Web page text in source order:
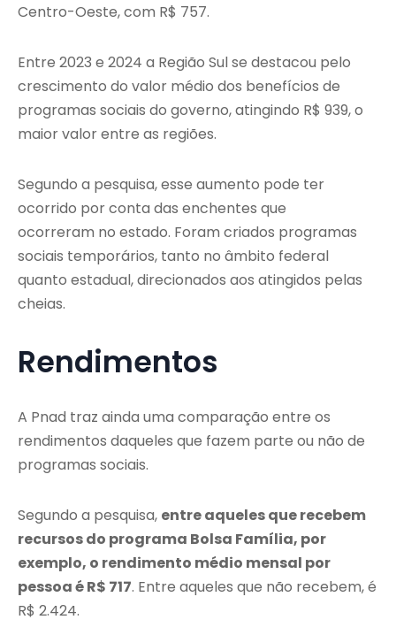
Centro-Oeste, com R$ 757.
Entre 2023 e 2024 a Região Sul se destacou pelo
crescimento do valor médio dos benefícios de
programas sociais do governo, atingindo R$ 939, o
maior valor entre as regiões.
Segundo a pesquisa, esse aumento pode ter
ocorrido por conta das enchentes que
ocorreram no estado. Foram criados programas
sociais temporários, tanto no âmbito federal
quanto estadual, direcionados aos atingidos pelas
cheias.
Rendimentos
A Pnad traz ainda uma comparação entre os
rendimentos daqueles que fazem parte ou não de
programas sociais.
Segundo a pesquisa, entre aqueles que recebem
recursos do programa Bolsa Família, por
exemplo, o rendimento médio mensal por
pessoa é R$ 717. Entre aqueles que não recebem, é
R$ 2.424.